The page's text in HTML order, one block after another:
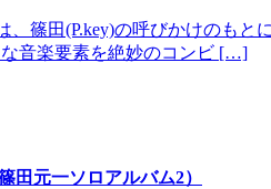
、篠田(P.key)の呼びかけのも
音楽要素を絶妙のコンビ […]
田元一ソロアルバム2）